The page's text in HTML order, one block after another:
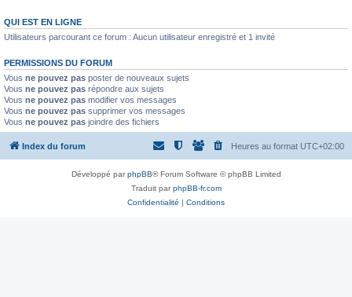
QUI EST EN LIGNE
Utilisateurs parcourant ce forum : Aucun utilisateur enregistré et 1 invité
PERMISSIONS DU FORUM
Vous ne pouvez pas poster de nouveaux sujets
Vous ne pouvez pas répondre aux sujets
Vous ne pouvez pas modifier vos messages
Vous ne pouvez pas supprimer vos messages
Vous ne pouvez pas joindre des fichiers
Index du forum Heures au format UTC+02:00
Développé parphpBB® Forum Software © phpBB Limited
Traduit parphpBB-fr.com
Confidentialité | Conditions